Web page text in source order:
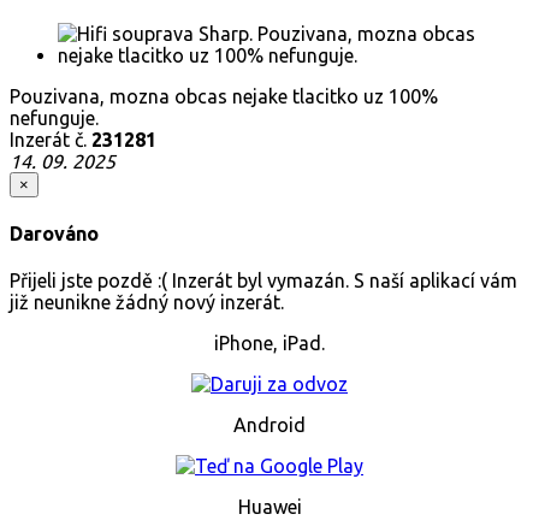
Pouzivana, mozna obcas nejake tlacitko uz 100%
nefunguje.
Inzerát č. 231281
14. 09. 2025
×
Darováno
Přijeli jste pozdě :( Inzerát byl vymazán. S naší aplikací vám
již neunikne žádný nový inzerát.
iPhone, iPad.
Android
Huawei